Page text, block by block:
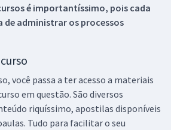
é importantíssimo, pois cada
de administrar os processos
você passa a ter acesso a materiais
em questão. São diversos
riquíssimo, apostilas disponíveis
Tudo para facilitar o seu